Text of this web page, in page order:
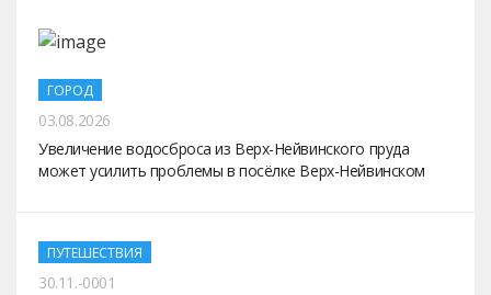
ГОРОД
03.08.2026
Увеличение водосброса из Верх-Нейвинского пруда
может усилить проблемы в посёлке Верх-Нейвинском
ПУТЕШЕСТВИЯ
30.11.-0001